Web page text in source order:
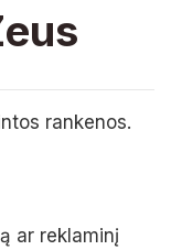
rankenos.
ar reklaminį